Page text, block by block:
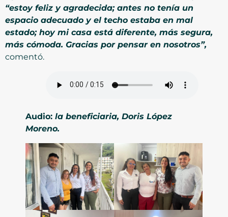
“estoy feliz y agradecida; antes no tenía un
espacio adecuado y el techo estaba en mal
estado; hoy mi casa está diferente, más segura,
más cómoda. Gracias por pensar en nosotros”,
comentó.
Audio: la beneficiaria, Doris López
Moreno.